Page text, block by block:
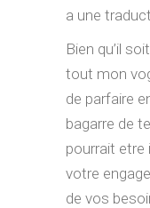
a une
Bien qu’il
tout mon
de parfaire
bagarre de
pourrait etre
votre
de vos